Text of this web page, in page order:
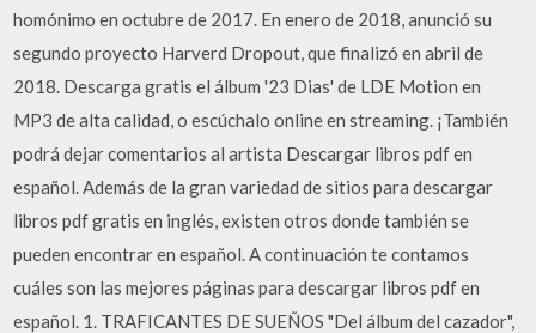
homónimo en octubre de 2017. En enero de 2018, anunció su
segundo proyecto Harverd Dropout, que finalizó en abril de
2018. Descarga gratis el álbum '23 Dias' de LDE Motion en
MP3 de alta calidad, o escúchalo online en streaming. ¡También
podrá dejar comentarios al artista Descargar libros pdf en
español. Además de la gran variedad de sitios para descargar
libros pdf gratis en inglés, existen otros donde también se
pueden encontrar en español. A continuación te contamos
cuáles son las mejores páginas para descargar libros pdf en
español. 1. TRAFICANTES DE SUEÑOS "Del álbum del cazador",